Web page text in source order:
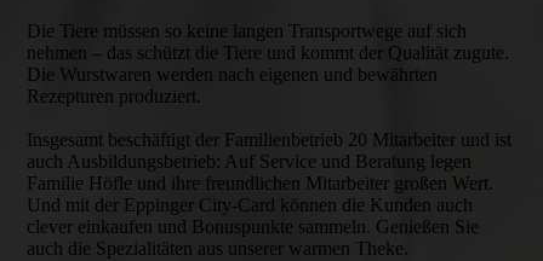
Die Tiere müssen so keine langen Transportwege auf sich
nehmen – das schützt die Tiere und kommt der Qualität zugute.
Die Wurstwaren werden nach eigenen und bewährten
Rezepturen produziert.
Insgesamt beschäftigt der Familienbetrieb 20 Mitarbeiter und ist
auch Ausbildungsbetrieb: Auf Service und Beratung legen
Familie Höfle und ihre freundlichen Mitarbeiter großen Wert.
Und mit der Eppinger City-Card können die Kunden auch
clever einkaufen und Bonuspunkte sammeln. Genießen Sie
auch die Spezialitäten aus unserer warmen Theke.